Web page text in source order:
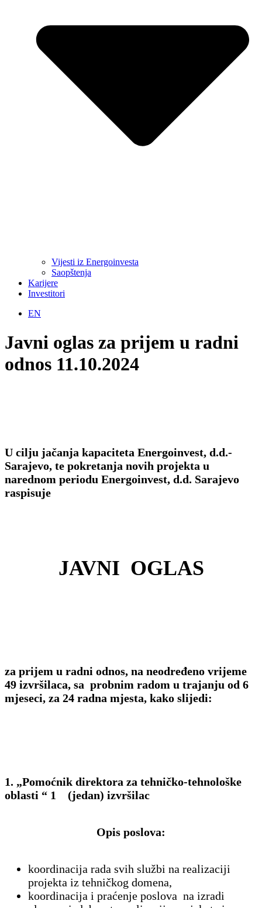
Vijesti iz Energoinvesta
Saopštenja
Karijere
Investitori
EN
Javni oglas za prijem u radni
odnos 11.10.2024
U cilju jačanja kapaciteta Energoinvest, d.d.-
Sarajevo, te pokretanja novih projekta u
narednom periodu Energoinvest, d.d. Sarajevo
raspisuje
JAVNI OGLAS
za prijem u radni odnos, na neodređeno vrijeme
49 izvršilaca, sa probnim radom u trajanju od 6
mjeseci, za 24 radna mjesta, kako slijedi:
1. „Pomoćnik direktora za tehničko-tehnološke
oblasti “ 1 (jedan) izvršilac
Opis poslova:
koordinacija rada svih službi na realizaciji
projekta iz tehničkog domena,
koordinacija i praćenje poslova na izradi